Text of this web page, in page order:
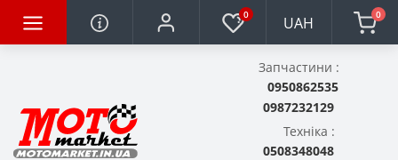
0 UAH 0
Запчастини :
0950862535
0987232129
Техніка :
0508348048